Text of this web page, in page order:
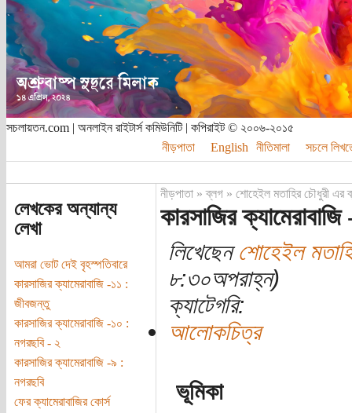
সচলায়তন.com | অনলাইন রাইটার্স কমিউনিটি | কপিরাইট © ২০০৬-২০১৫
নীড়পাতা
English নীতিমালা সচলে
লেখকের অন্যান্য
লেখা
আমরা ভোট দেই বৃহস্পতিবারে
কারসাজির ক্যামেরাবাজি -১১ :
জীবজন্তু
কারসাজির ক্যামেরাবাজি -১০ :
নগরছবি - ২
কারসাজির ক্যামেরাবাজি -৯ :
নগরছবি
ফের ক্যামেরাবাজির কোর্স
নীড়পাতা»ব্লগ» শোহেইল মতাহির চৌধুরী এর
কারসাজির
লিখেছেনশোহেইল
৮:৩০অপরাহ্ন)
ক্যাটেগরি:
আলোকচিত্র
ভূমিকা